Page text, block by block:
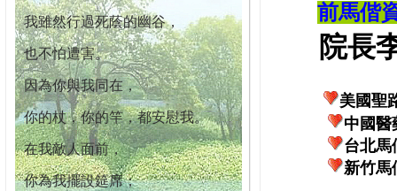
我雖然行過死蔭的幽谷，
也不怕遭害。
因為你與我同在，
你的杖，你的竿，都安慰我。
在我敵人面前，
你為我擺設筵席；
前馬偕
院長李
美國聖
中國醫
台北馬
新竹馬